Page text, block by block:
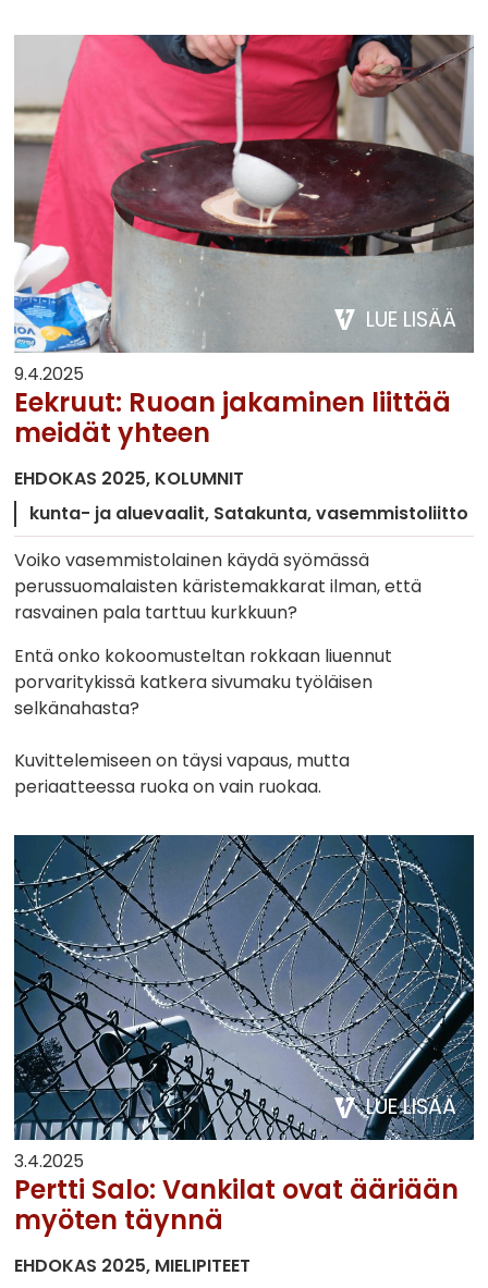
LUE LISÄÄ
9.4.2025
Eekruut: Ruoan jakaminen liittää
meidät yhteen
EHDOKAS 2025 KOLUMNIT
kunta- ja aluevaalit Satakunta vasemmistoliitto
Voiko vasemmistolainen käydä syömässä
perussuomalaisten käristemakkarat ilman, että
rasvainen pala tarttuu kurkkuun?
Entä onko kokoomusteltan rokkaan liuennut
porvaritykissä katkera sivumaku työläisen
selkänahasta?
Kuvittelemiseen on täysi vapaus, mutta
periaatteessa ruoka on vain ruokaa.
LUE LISÄÄ
3.4.2025
Pertti Salo: Vankilat ovat ääriään
myöten täynnä
EHDOKAS 2025 MIELIPITEET